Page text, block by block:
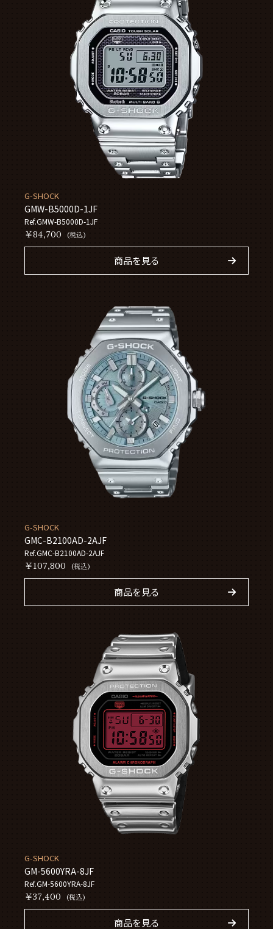
G-SHOCK
GMW-B5000D-1JF
Ref.GMW-B5000D-1JF
￥84,700 (税込)
商品を見る
G-SHOCK
GMC-B2100AD-2AJF
Ref.GMC-B2100AD-2AJF
￥107,800 (税込)
商品を見る
G-SHOCK
GM-5600YRA-8JF
Ref.GM-5600YRA-8JF
￥37,400 (税込)
商品を見る